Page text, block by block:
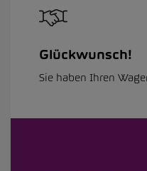
Glückwunsch!
Sie haben Ihren